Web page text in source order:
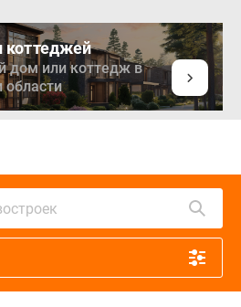
коттеджей
дом или коттедж в
области